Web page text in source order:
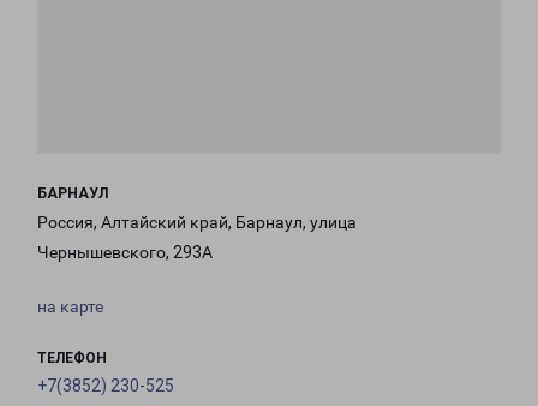
БАРНАУЛ
Россия, Алтайский край, Барнаул, улица
Чернышевского, 293А
на карте
ТЕЛЕФОН
+7(3852) 230-525